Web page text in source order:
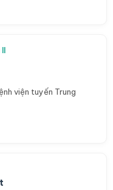
viện tuyến Trung